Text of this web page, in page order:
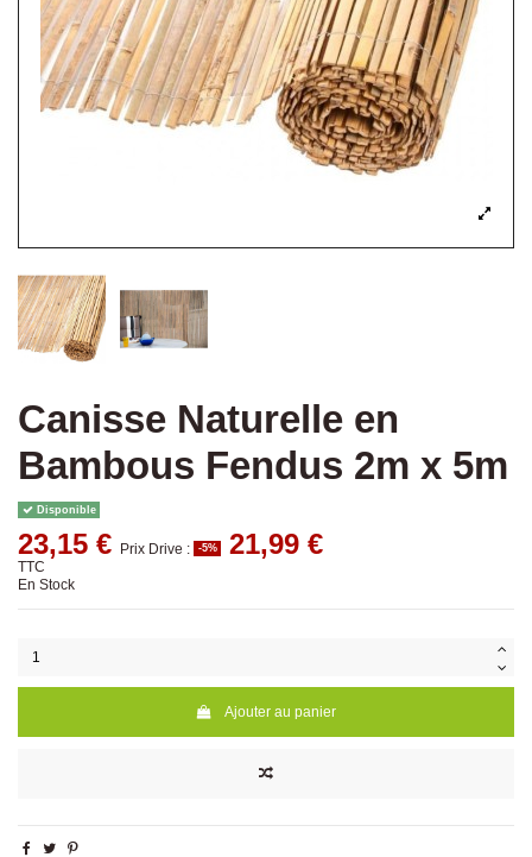
Canisse Naturelle en
Bambous Fendus 2m x 5m
Disponible
23,15 € Prix Drive : -5% 21,99 €
TTC
En Stock
Ajouter au panier